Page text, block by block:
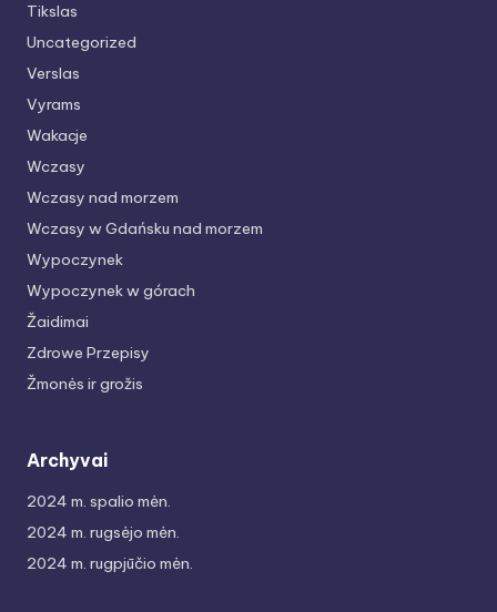
Tikslas
Uncategorized
Verslas
Vyrams
Wakacje
Wczasy
Wczasy nad morzem
Wczasy w Gdańsku nad morzem
Wypoczynek
Wypoczynek w górach
Žaidimai
Zdrowe Przepisy
Žmonės ir grožis
Archyvai
2024 m. spalio mėn.
2024 m. rugsėjo mėn.
2024 m. rugpjūčio mėn.